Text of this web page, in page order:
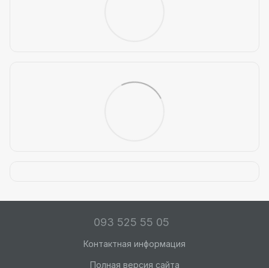
093 525 55 05
Контактная информация
Полная версия сайта